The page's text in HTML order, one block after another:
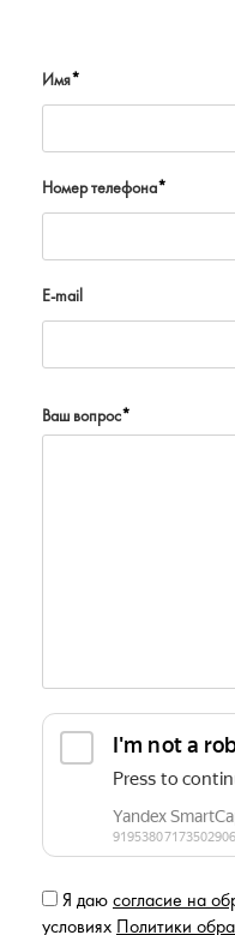
Имя*
Номер телефона*
E-mail
Ваш вопрос*
Я даю согласие на
условиях Политики